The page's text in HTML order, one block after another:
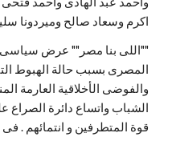
اكرم وسعاد صالح وميردونا
""اللى بنا مصر"" عرض سياسى
المصرى بسبب حالة الهبوط
والفوضى الأخلاقية العارمة
الشباب واتساع دائرة الصراع
قوة المتطرفين و انتمائهم .